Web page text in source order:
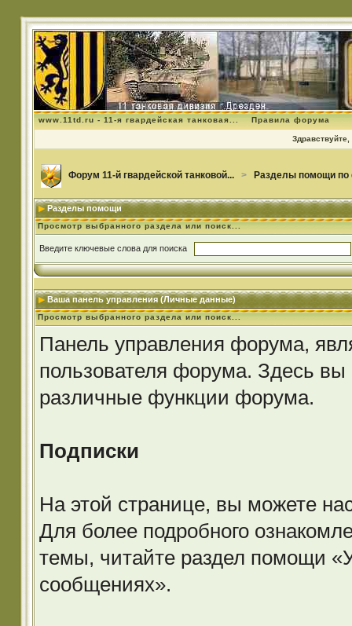
www.11td.ru - 11-я гвардейская танковая... Правила форума
Здравствуйте,
Форум 11-й гвардейской танковой... > Разделы помощи
Разделы помощи
Просмотр выбранного раздела или поиск...
Введите ключевые слова для поиска
Ваша панель управления (Личные данные)
Просмотр выбранного раздела или поиск...
Панель управления форума,
пользователя форума. Здесь
различные функции форума.
Подписки
На этой странице, вы можете
Для более подробного
темы, читайте раздел помощи
сообщениях».